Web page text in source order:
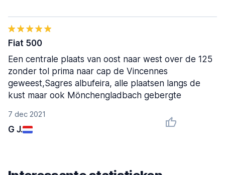
7 dec 2021
G J.
Fiat 500
Een centrale plaats van oost naar west over de 125
zonder tol prima naar cap de Vincennes
geweest,Sagres albufeira, alle plaatsen langs de
kust maar ook Mönchengladbach gebergte